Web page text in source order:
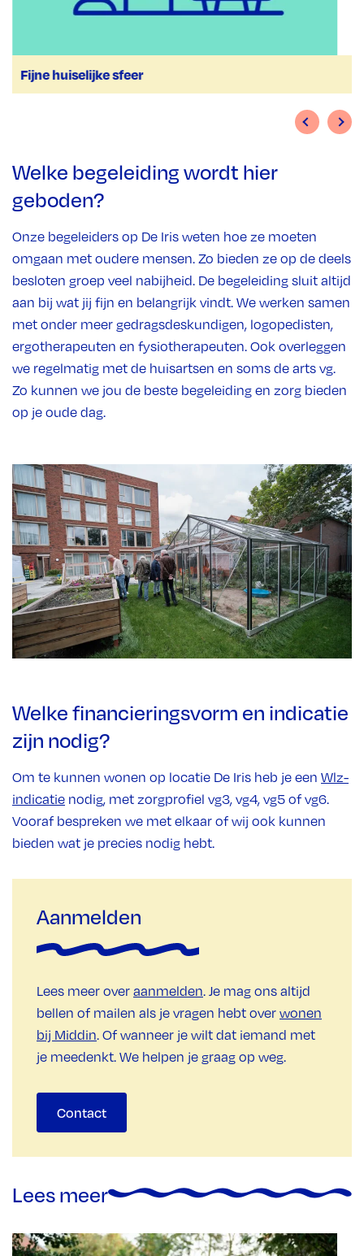
Fijne huiselijke sfeer
Welke begeleiding wordt hier
geboden?
Onze begeleiders op De Iris weten hoe ze moeten
omgaan met oudere mensen. Zo bieden ze op de deels
besloten groep veel nabijheid. De begeleiding sluit altijd
aan bij wat jij fijn en belangrijk vindt. We werken samen
met onder meer gedragsdeskundigen, logopedisten,
ergotherapeuten en fysiotherapeuten. Ook overleggen
we regelmatig met de huisartsen en soms de arts vg.
Zo kunnen we jou de beste begeleiding en zorg bieden
op je oude dag.
Welke financieringsvorm en indicatie
zijn nodig?
Om te kunnen wonen op locatie De Iris heb je een Wlz-
indicatie nodig, met zorgprofiel vg3, vg4, vg5 of vg6.
Vooraf bespreken we met elkaar of wij ook kunnen
bieden wat je precies nodig hebt.
Aanmelden
Lees meer over aanmelden. Je mag ons altijd
bellen of mailen als je vragen hebt over wonen
bij Middin. Of wanneer je wilt dat iemand met
je meedenkt. We helpen je graag op weg.
Contact
Lees meer